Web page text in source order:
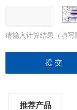
请输入计算结果（填
推荐产品